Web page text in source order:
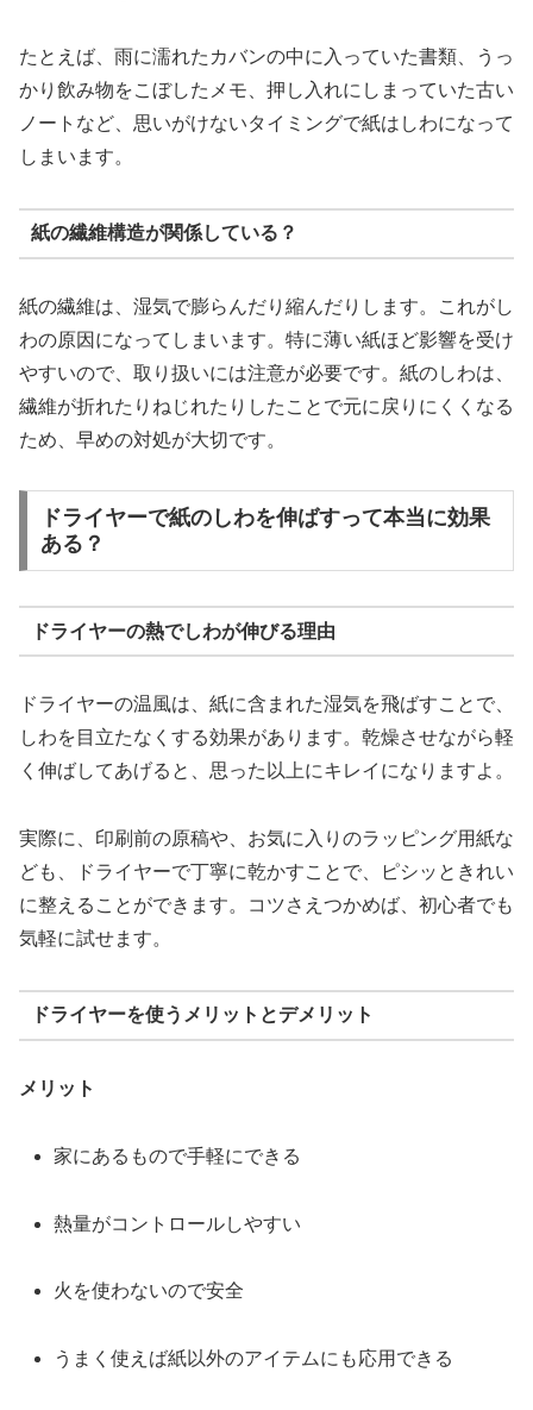
たとえば、雨に濡れたカバンの中に入っていた書類、うっ
かり飲み物をこぼしたメモ、押し入れにしまっていた古い
ノートなど、思いがけないタイミングで紙はしわになって
しまいます。
紙の繊維構造が関係している？
紙の繊維は、湿気で膨らんだり縮んだりします。これがし
わの原因になってしまいます。特に薄い紙ほど影響を受け
やすいので、取り扱いには注意が必要です。紙のしわは、
繊維が折れたりねじれたりしたことで元に戻りにくくなる
ため、早めの対処が大切です。
ドライヤーで紙のしわを伸ばすって本当に効果
ある？
ドライヤーの熱でしわが伸びる理由
ドライヤーの温風は、紙に含まれた湿気を飛ばすことで、
しわを目立たなくする効果があります。乾燥させながら軽
く伸ばしてあげると、思った以上にキレイになりますよ。
実際に、印刷前の原稿や、お気に入りのラッピング用紙な
ども、ドライヤーで丁寧に乾かすことで、ピシッときれい
に整えることができます。コツさえつかめば、初心者でも
気軽に試せます。
ドライヤーを使うメリットとデメリット
メリット
家にあるもので手軽にできる
熱量がコントロールしやすい
火を使わないので安全
うまく使えば紙以外のアイテムにも応用できる